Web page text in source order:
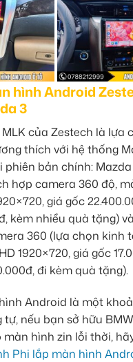
hình Android
3
của Zestech là lựa
thích với hệ thống
phiên bản chính:
hợp camera 360 độ,
giá gốc
kèm nhiều quà tặng)
360 (lựa chọn kinh
1920×720, giá gốc
đi kèm quà tặng).
Android là một
tự, nếu bạn sở hữu
hình zin lỗi thời,
Phi lắp màn hình